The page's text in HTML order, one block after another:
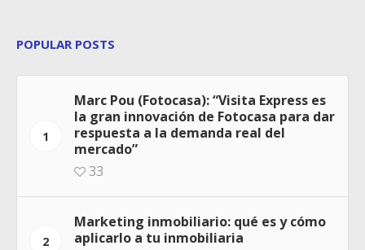
POPULAR POSTS
1
Marc Pou (Fotocasa): “Visita Express es
la gran innovación de Fotocasa para dar
respuesta a la demanda real del
mercado”
33
2
Marketing inmobiliario: qué es y cómo
aplicarlo a tu inmobiliaria